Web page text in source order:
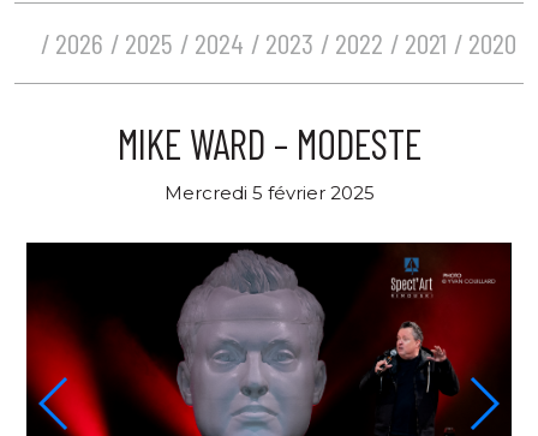
2026 2025 2024 2023 2022 2021 2020
MIKE WARD – MODESTE
Mercredi 5 février 2025